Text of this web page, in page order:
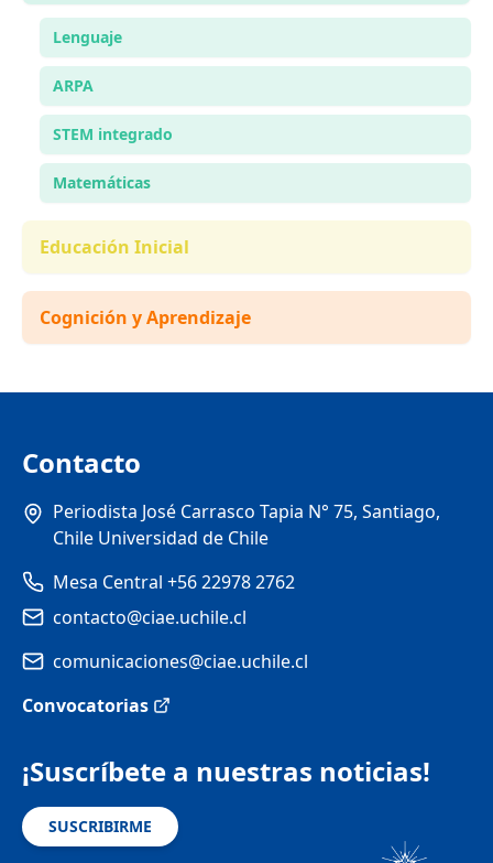
Lenguaje
ARPA
STEM integrado
Matemáticas
Educación Inicial
Cognición y Aprendizaje
Contacto
Periodista José Carrasco Tapia N° 75, Santiago,
Chile Universidad de Chile
Mesa Central +56 22978 2762
contacto@ciae.uchile.cl
comunicaciones@ciae.uchile.cl
Convocatorias
¡Suscríbete a nuestras noticias!
SUSCRIBIRME